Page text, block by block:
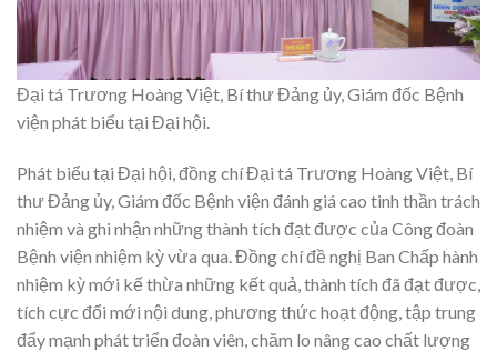
Đại tá Trương Hoàng Việt, Bí thư Đảng ủy, Giám đốc Bệnh
viện phát biểu tại Đại hội.
Phát biểu tại Đại hội, đồng chí Đại tá Trương Hoàng Việt, Bí
thư Đảng ủy, Giám đốc Bệnh viện đánh giá cao tinh thần trách
nhiệm và ghi nhận những thành tích đạt được của Công đoàn
Bệnh viện nhiệm kỳ vừa qua. Đồng chí đề nghị Ban Chấp hành
nhiệm kỳ mới kế thừa những kết quả, thành tích đã đạt được,
tích cực đổi mới nội dung, phương thức hoạt động, tập trung
đẩy mạnh phát triển đoàn viên, chăm lo nâng cao chất lượng